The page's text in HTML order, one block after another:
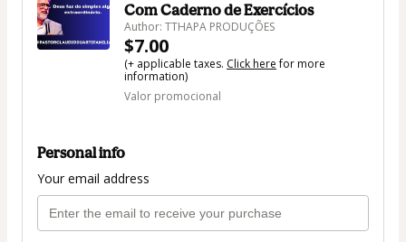
Com Caderno de Exercícios
Author: TTHAPA PRODUÇÕES
$7.00
(+ applicable taxes. Click herefor more
information)
Valor promocional
Personal info
Your email address